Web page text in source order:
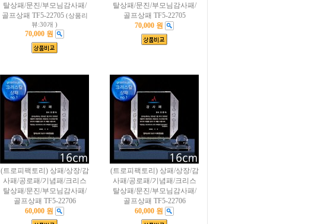
탈상패/문진/부모님감사패/
골프상패 TF5-22705 (상품리
뷰:30개 )
70,000 원
탈상패/문진/부모님감사패/
골프상패 TF5-22705
70,000 원
(트로피팩토리) 상패/상장/감
사패/공로패/기념패/크리스
탈상패/문진/부모님감사패/
골프상패 TF5-22706
60,000 원
(트로피팩토리) 상패/상장/감
사패/공로패/기념패/크리스
탈상패/문진/부모님감사패/
골프상패 TF5-22706
60,000 원